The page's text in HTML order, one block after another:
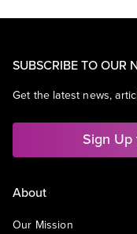
SUBSCRIBE TO OUR
Get the latest news,
Sign
About
Our Mission